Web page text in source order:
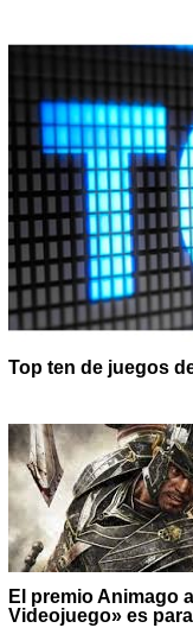
Top ten de juegos
El premio Animago
Videojuego» es